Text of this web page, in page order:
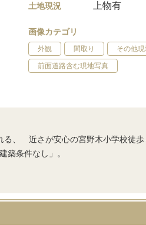
土地現況 上物有
画像カテゴリ
外観 間取り その他
前面道路含む現地写真
る、 近さが安心の宮野木小学校徒
築条件なし」。